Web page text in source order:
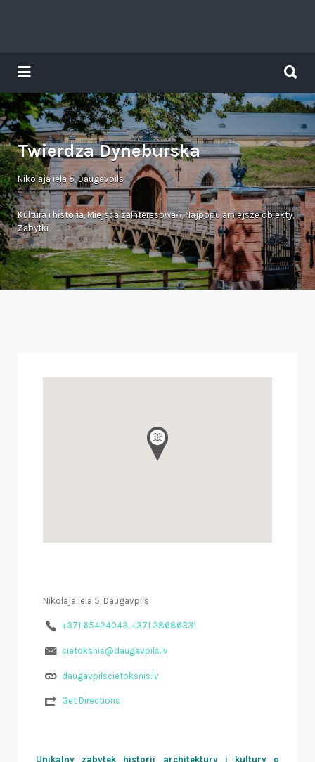
Tavs brīvdienu ceļvedis
for:
Twierdza Dyneburska
Nikolaja iela 5, Daugavpils
Kultura i historia,Miejsca zaInteresowań,Najpopularniejsze obiekty,
Zabytki
Nikolaja iela 5, Daugavpils
+371 65424043, +371 28686331
cietoksnis@daugavpils.lv
daugavpilscietoksnis.lv
Get Directions
Unikalny zabytek historii architektury i kultury o